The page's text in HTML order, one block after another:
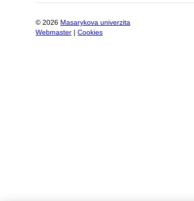
© 2026 Masarykova univerzita
Webmaster
Cookies